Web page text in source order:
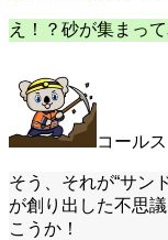
え！？砂が集まっ
コール
そう、それが“サン
が創り出した不思
こうか！